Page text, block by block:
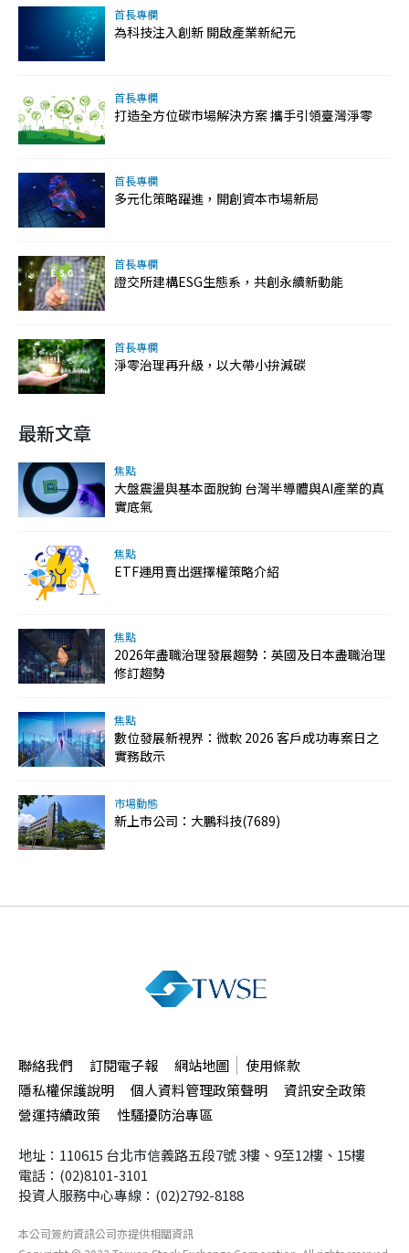
首長專欄
為科技注入創新 開啟產業新紀元
首長專欄
打造全方位碳市場解決方案 攜手引領臺灣淨零
首長專欄
多元化策略躍進，開創資本市場新局
首長專欄
證交所建構ESG生態系，共創永續新動能
首長專欄
淨零治理再升級，以大帶小拚減碳
最新文章
焦點
大盤震盪與基本面脫鉤 台灣半導體與AI產業的真
實底氣
焦點
ETF運用賣出選擇權策略介紹
焦點
2026年盡職治理發展趨勢：英國及日本盡職治理
修訂趨勢
焦點
數位發展新視界：微軟 2026 客戶成功專案日之
實務啟示
市場動態
新上市公司：大鵬科技(7689)
聯絡我們 訂閱電子報 網站地圖
使用條款
隱私權保護說明
個人資料管理政策聲明
資訊安全政策
營運持續政策
性騷擾防治專區
地址：110615 台北市信義路五段7號3樓、9至12樓、15樓
電話：(02)8101-3101
投資人服務中心專線：(02)2792-8188
本公司簽約資訊公司亦提供相關資訊